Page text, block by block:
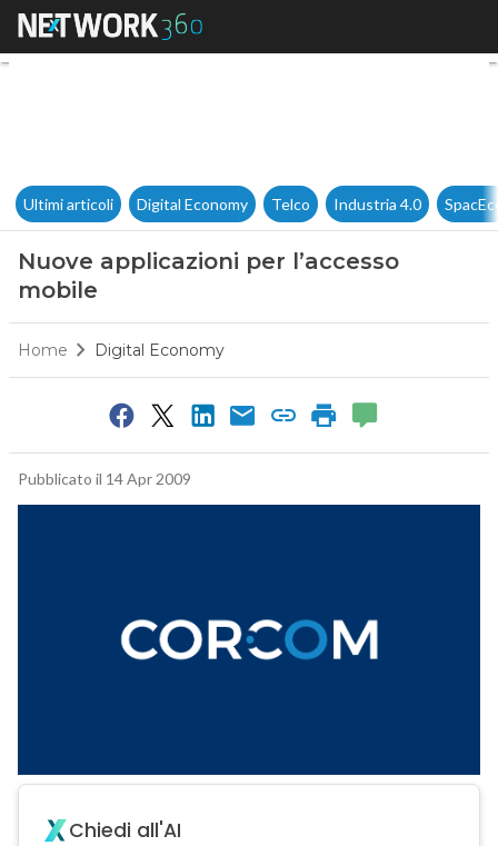
Nuove applicazioni per
Ultimi articoli Digital Economy Telco Industria 4.0
Nuove applicazioni per l’accesso
mobile
Home Digital Economy
Pubblicato il 14 Apr 2009
Chiedi all'AI